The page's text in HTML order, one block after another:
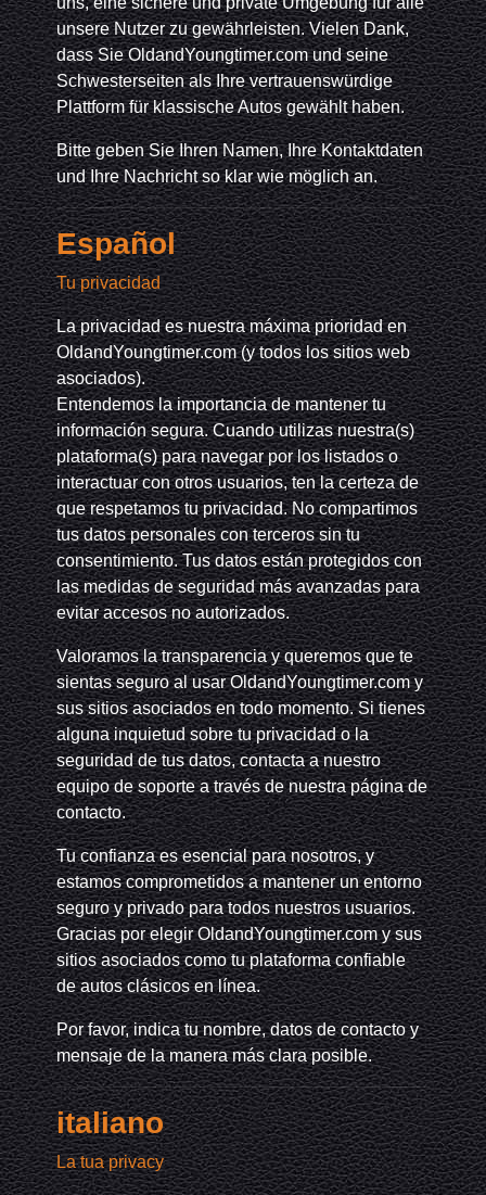
unsere Nutzer zu gewährleisten. Vielen Dank,
dass Sie OldandYoungtimer.com und seine
Schwesterseiten als Ihre vertrauenswürdige
Plattform für klassische Autos gewählt haben.
Bitte geben Sie Ihren Namen, Ihre Kontaktdaten
und Ihre Nachricht so klar wie möglich an.
Español
Tu privacidad
La privacidad es nuestra máxima prioridad en
OldandYoungtimer.com (y todos los sitios web
asociados).
Entendemos la importancia de mantener tu
información segura. Cuando utilizas nuestra(s)
plataforma(s) para navegar por los listados o
interactuar con otros usuarios, ten la certeza de
que respetamos tu privacidad. No compartimos
tus datos personales con terceros sin tu
consentimiento. Tus datos están protegidos con
las medidas de seguridad más avanzadas para
evitar accesos no autorizados.
Valoramos la transparencia y queremos que te
sientas seguro al usar OldandYoungtimer.com y
sus sitios asociados en todo momento. Si tienes
alguna inquietud sobre tu privacidad o la
seguridad de tus datos, contacta a nuestro
equipo de soporte a través de nuestra página de
contacto.
Tu confianza es esencial para nosotros, y
estamos comprometidos a mantener un entorno
seguro y privado para todos nuestros usuarios.
Gracias por elegir OldandYoungtimer.com y sus
sitios asociados como tu plataforma confiable
de autos clásicos en línea.
Por favor, indica tu nombre, datos de contacto y
mensaje de la manera más clara posible.
italiano
La tua privacy